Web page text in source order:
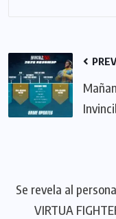
Se revela al
VIRTUA